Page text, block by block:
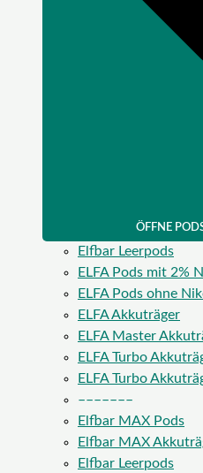
ÖFFNE
Elfbar Leerpods
ELFA Pods mit 2%
ELFA Pods ohne
ELFA Akkuträger
ELFA Master
ELFA Turbo
ELFA Turbo
–––––––
Elfbar MAX Pods
Elfbar MAX
Elfbar Leerpods